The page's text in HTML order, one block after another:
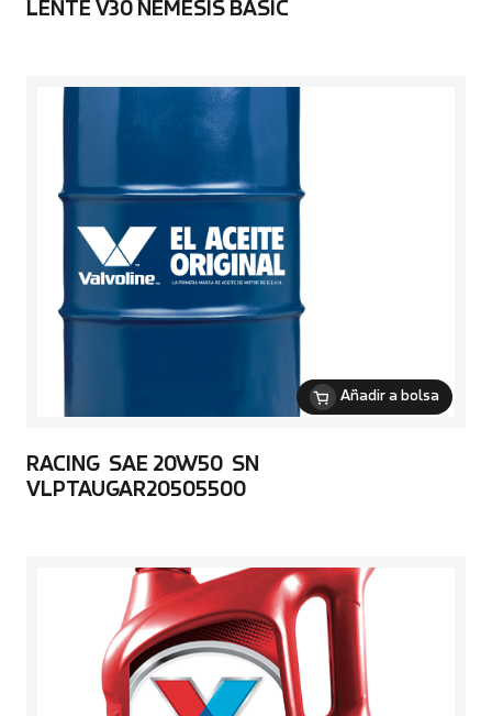
LENTE V30 NEMESIS BASIC
Añadir a bolsa
RACING SAE 20W50 SN
VLPTAUGAR20505500